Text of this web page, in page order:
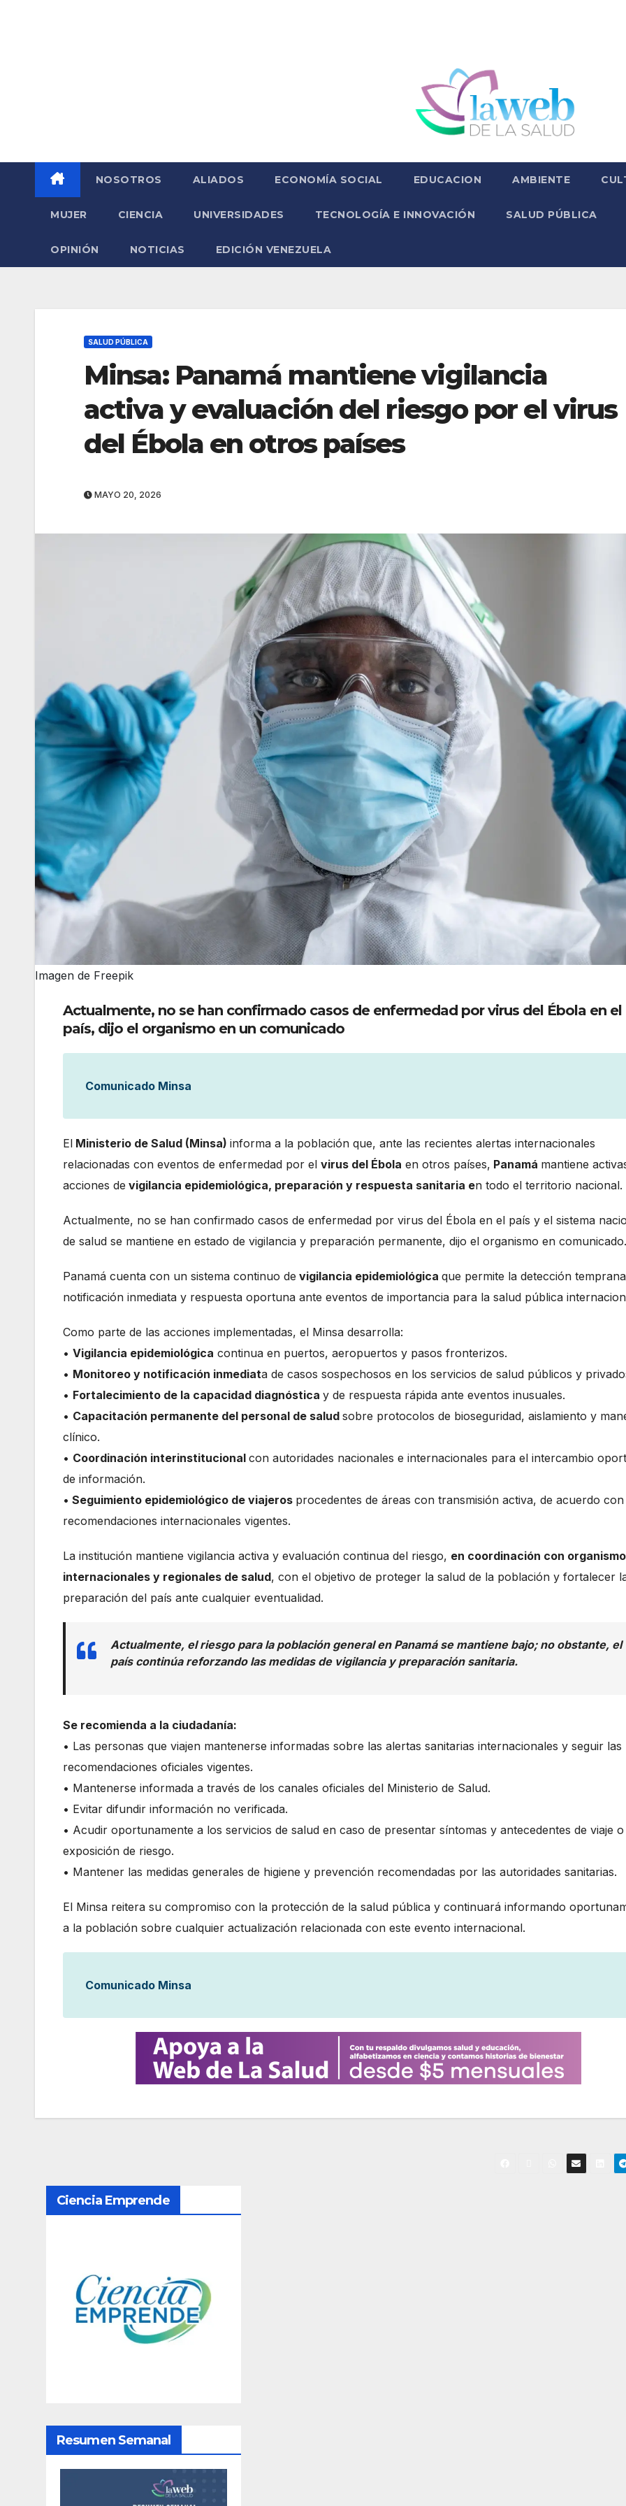
NOSOTROS ALIADOS ECONOMÍA SOCIAL EDUCACION AMBIENTE
MUJER CIENCIA UNIVERSIDADES TECNOLOGÍA E INNOVACIÓN SALUD PÚBLICA
OPINIÓN NOTICIAS EDICIÓN VENEZUELA
SALUD PÚBLICA
Minsa: Panamá mantiene vigilancia
activa y evaluación del riesgo por el virus
del Ébola en otros países
MAYO 20, 2026
Imagen de Freepik
Actualmente, no se han confirmado casos de enfermedad por virus del Ébola en el
país, dijo el organismo en un comunicado
Comunicado Minsa
El Ministerio de Salud (Minsa) informa a la población que, ante las recientes alertas internacionales
relacionadas con eventos de enfermedad por el virus del Ébola en otros países, Panamá mantiene
acciones de vigilancia epidemiológica, preparación y respuesta sanitaria en todo el territorio nacional.
Actualmente, no se han confirmado casos de enfermedad por virus del Ébola en el país y el sistema
de salud se mantiene en estado de vigilancia y preparación permanente, dijo el organismo en comunicado.
Panamá cuenta con un sistema continuo de vigilancia epidemiológica que permite la detección
notificación inmediata y respuesta oportuna ante eventos de importancia para la salud pública
Como parte de las acciones implementadas, el Minsa desarrolla:
• Vigilancia epidemiológica continua en puertos, aeropuertos y pasos fronterizos.
• Monitoreo y notificación inmediata de casos sospechosos en los servicios de salud públicos y
• Fortalecimiento de la capacidad diagnóstica y de respuesta rápida ante eventos inusuales.
• Capacitación permanente del personal de salud sobre protocolos de bioseguridad, aislamiento y
clínico.
• Coordinación interinstitucional con autoridades nacionales e internacionales para el intercambio
de información.
• Seguimiento epidemiológico de viajeros procedentes de áreas con transmisión activa, de acuerdo con
recomendaciones internacionales vigentes.
La institución mantiene vigilancia activa y evaluación continua del riesgo, en coordinación con
internacionales y regionales de salud, con el objetivo de proteger la salud de la población y fortalecer
preparación del país ante cualquier eventualidad.
Actualmente, el riesgo para la población general en Panamá se mantiene bajo; no obstante, el
país continúa reforzando las medidas de vigilancia y preparación sanitaria.
Se recomienda a la ciudadanía:
• Las personas que viajen mantenerse informadas sobre las alertas sanitarias internacionales y seguir las
recomendaciones oficiales vigentes.
• Mantenerse informada a través de los canales oficiales del Ministerio de Salud.
• Evitar difundir información no verificada.
• Acudir oportunamente a los servicios de salud en caso de presentar síntomas y antecedentes de viaje o
exposición de riesgo.
• Mantener las medidas generales de higiene y prevención recomendadas por las autoridades sanitarias.
El Minsa reitera su compromiso con la protección de la salud pública y continuará informando
a la población sobre cualquier actualización relacionada con este evento internacional.
Comunicado Minsa
ó
n
Ciencia Emprende
Resumen Semanal